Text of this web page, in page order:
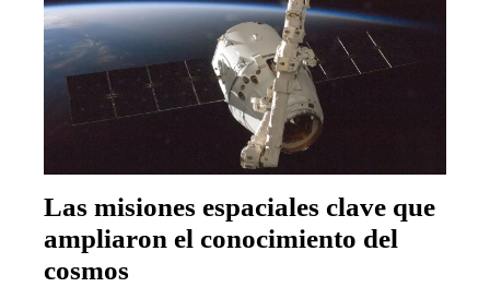
Las misiones espaciales clave que
ampliaron el conocimiento del
cosmos